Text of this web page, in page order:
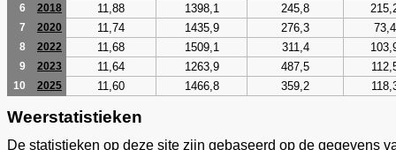
6 2018 11,88 1398,1 245,8
7 2020 11,74 1435,9 276,3 73,4
8 2022 11,68 1509,1 311,4
9 2023 11,64 1263,9 487,5
10 2025 11,60 1466,8 359,2
Weerstatistieken
De statistieken op deze site zijn gebaseerd op de gegevens